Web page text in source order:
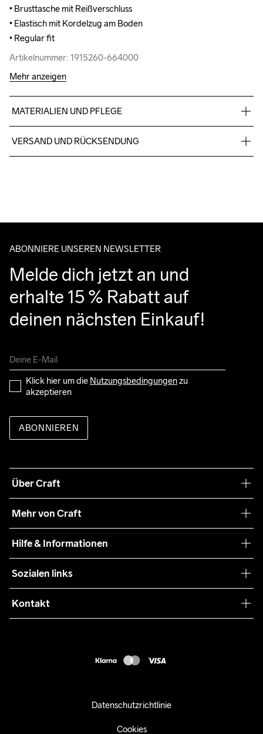
• Brusttasche mit Reißverschluss
• Elastisch mit Kordelzug am Boden
• Regular fit
Artikelnummer: 1915260-664000
• Brusttasche mit Reißverschluss
• Elastisch mit Kordelzug am Boden
• Regular fit
Artikelnummer: 1915260-664000
Mehr anzeigen
MATERIALIEN UND PFLEGE
Body: 100% Polyamid (recycelt) Wattierung: 100% Polyester
VERSAND UND RÜCKSENDUNG
entgegennehmen kannst.
ABONNIERE UNSEREN NEWSLETTER
Melde dich jetzt an und
erhalte 15 % Rabatt auf
deinen nächsten Einkauf!
Klick hier um die Nutzungsbedingungen zu
akzeptieren
ABONNIEREN
Über Craft
Nachhaltigkeit
Mehr von Craft
Teamwear
Zusammenarbeit
Press
Hilfe & Informationen
Retouren
Kundendienst
Sozialen links
Kontakt
Datenschutzrichtlinie
Cookies